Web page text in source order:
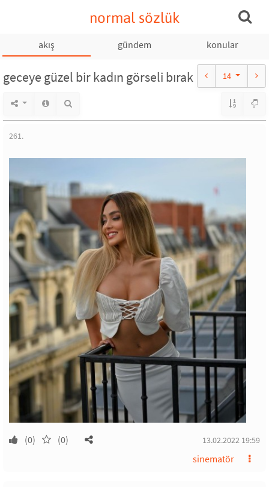
normal sözlük
akış gündem konular
geceye güzel bir kadın görseli bırak 14
261.
(0) (0) 13.02.2022 19:59
sinematör